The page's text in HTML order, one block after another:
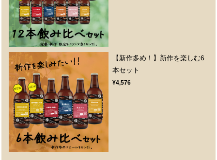
【新作多め！】新作を楽しむ6
本セット
¥4,576